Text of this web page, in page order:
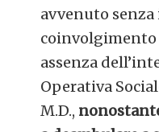
avvenuto
coinvolgimento
assenza
Operativa
M.D.,